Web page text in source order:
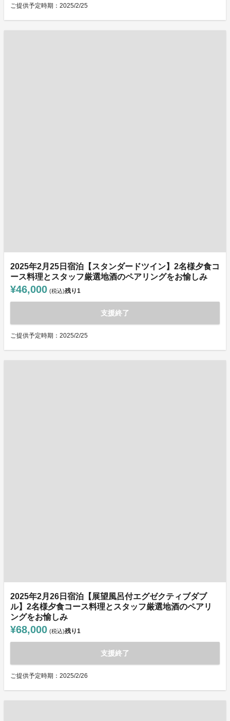
ご提供予定時期：2025/2/25
2025年2月25日宿泊【スタンダードツイン】2名様夕食コ
ース料理とスタッフ厳選地酒のペアリングをお愉しみ
¥46,000 (税込)残り1
支援終了
ご提供予定時期：2025/2/25
2025年2月26日宿泊【展望風呂付エグゼクティブダブ
ル】2名様夕食コース料理とスタッフ厳選地酒のペアリ
ングをお愉しみ
¥68,000 (税込)残り1
支援終了
ご提供予定時期：2025/2/26